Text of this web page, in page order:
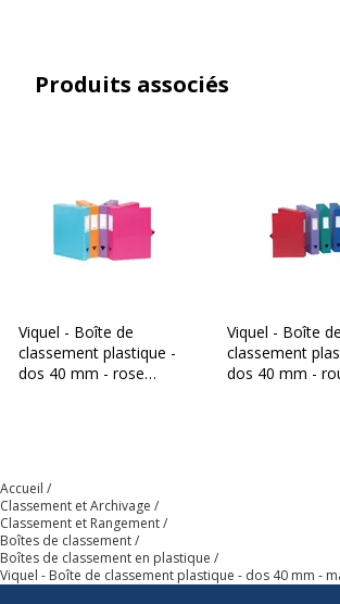
Caractéristiques environnementales
Produit compostable
Produit rechargeable
Produit sans plastique
Produit recyclable
Données d'identification
Données d'identification
Code barre maitre
Produits associés
Viquel - Boîte de
classement plastique -
dos 40 mm - rose
Viquel - Boîte de
classement
dos 40 mm -
Accueil
Classement et Archivage
Classement et Rangement
Boîtes de classement
Boîtes de classement en plastique
Viquel - Boîte de classement plastique - dos 40 mm -